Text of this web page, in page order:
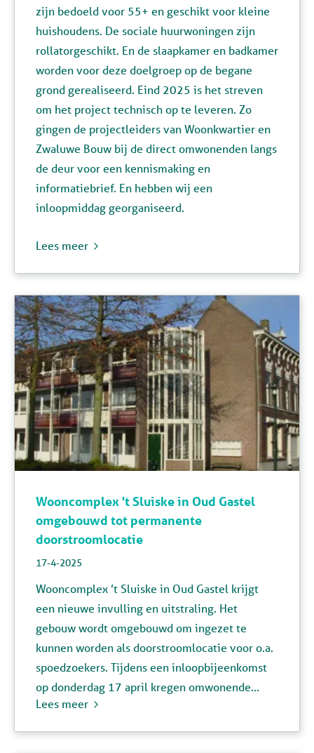
zijn bedoeld voor 55+ en geschikt voor kleine
huishoudens. De sociale huurwoningen zijn
rollatorgeschikt. En de slaapkamer en badkamer
worden voor deze doelgroep op de begane
grond gerealiseerd. Eind 2025 is het streven
om het project technisch op te leveren. Zo
gingen de projectleiders van Woonkwartier en
Zwaluwe Bouw bij de direct omwonenden langs
de deur voor een kennismaking en
informatiebrief. En hebben wij een
inloopmiddag georganiseerd.
Lees meer
Wooncomplex 't Sluiske in Oud Gastel
omgebouwd tot permanente
doorstroomlocatie
17-4-2025
Wooncomplex ’t Sluiske in Oud Gastel krijgt
een nieuwe invulling en uitstraling. Het
gebouw wordt omgebouwd om ingezet te
kunnen worden als doorstroomlocatie voor o.a.
spoedzoekers. Tijdens een inloopbijeenkomst
op donderdag 17 april kregen omwonende...
Lees meer